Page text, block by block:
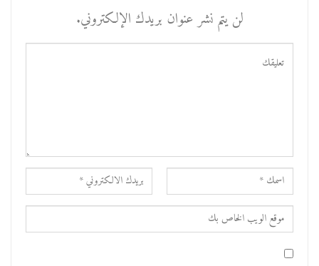
لن يتم نشر عنوان بريدك الإلكتروني.